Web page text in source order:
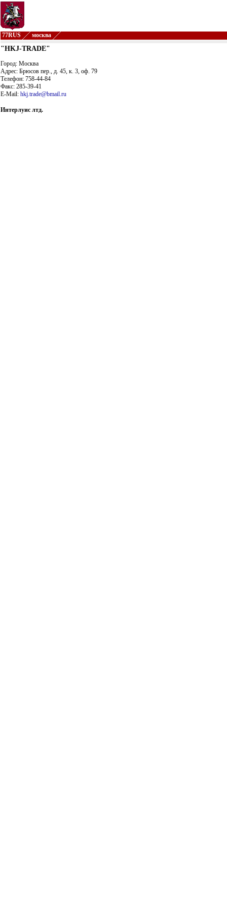
77RUS москва
"HKJ-TRADE"
Город: Москва
Адрес: Брюсов пер., д. 45, к. 3, оф. 79
Телефон: 758-44-84
Факс: 285-39-41
E-Mail: hkj.trade@bmail.ru
Интерлуис лтд.